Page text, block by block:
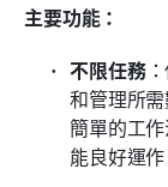
主要功能：
不限任務
和管理所
簡單的工
能良好運作